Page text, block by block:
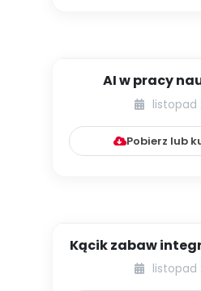
AI w pracy
listopad
Pobierz lub
Kącik zabaw
32]
listopad